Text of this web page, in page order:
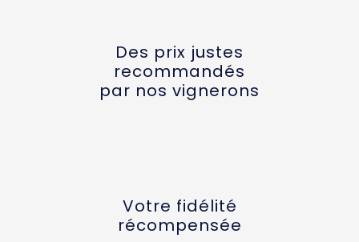
Des prix justes
recommandés
par nos vignerons
Votre fidélité
récompensée